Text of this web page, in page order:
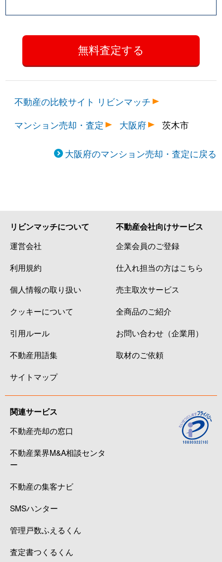
不動産の比較サイト リビンマッチ
マンション売却・査定
大阪府 茨木市
大阪府のマンション売却・査定に戻る
リビンマッチについて
運営会社
利用規約
個人情報の取り扱い
クッキーについて
引用ルール
不動産用語集
サイトマップ
不動産会社向けサービス
企業会員のご登録
仕入れ担当の方はこちら
売主取次サービス
全商品のご紹介
お問い合わせ（企業用）
取材のご依頼
関連サービス
不動産売却の窓口
不動産業界M&A相談センタ
ー
不動産の集客ナビ
SMSハンター
管理戸数ふえるくん
査定書つくるくん